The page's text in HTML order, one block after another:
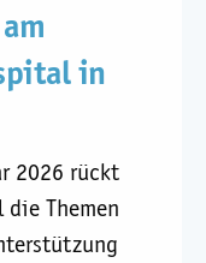
in
2026 rückt
Themen